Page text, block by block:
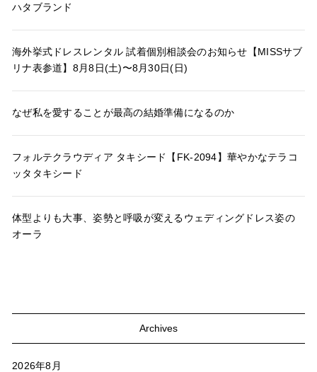
ハタブランド
海外挙式ドレスレンタル 試着個別相談会のお知らせ【MISSサブ
リナ表参道】8月8日(土)〜8月30日(日)
なぜ私を愛することが最高の結婚準備になるのか
フォルテクラウディア タキシード【FK-2094】華やかなテラコ
ッタタキシード
体型よりも大事、姿勢と呼吸が変えるウェディングドレス姿の
オーラ
Archives
2026年8月